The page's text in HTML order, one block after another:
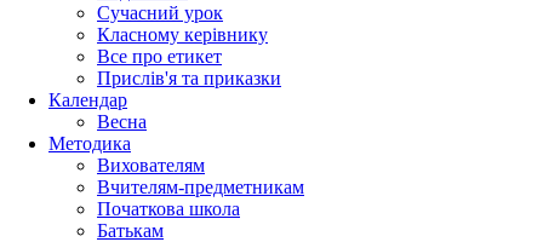
Сучасний урок
Класному керівнику
Все про етикет
Прислів'я та приказки
Календар
Весна
Методика
Вихователям
Вчителям-предметникам
Початкова школа
Батькам